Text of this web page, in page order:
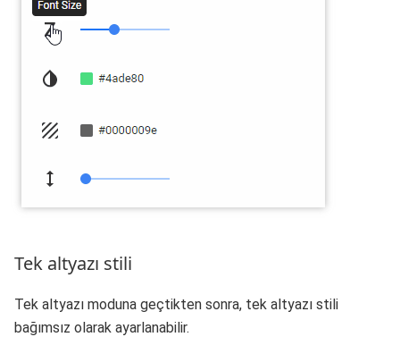
Tek altyazı stili
Tek altyazı moduna geçtikten sonra, tek altyazı stili
bağımsız olarak ayarlanabilir.